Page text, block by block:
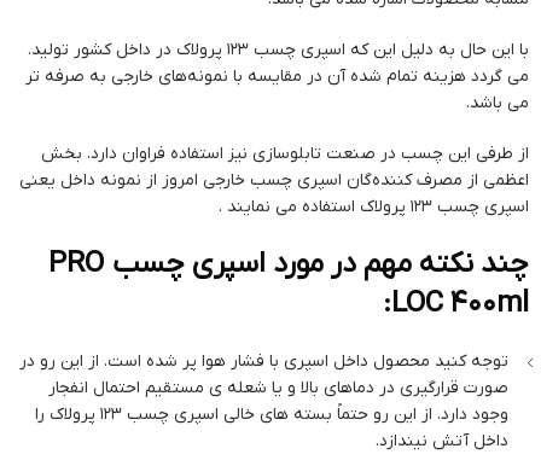
با این حال به دلیل این که اسپری چسب ۱۲۳ پرولاک در داخل کشور تولید.
می گردد هزینه تمام شده آن در مقایسه با نمونه‌های خارجی به صرفه تر
می باشد.
از طرفی این چسب در صنعت تابلوسازی نیز استفاده فراوان دارد. بخش
اعظمی از مصرف کننده‌گان اسپری چسب خارجی امروز از نمونه داخل یعنی
اسپری چسب ۱۲۳ پرولاک استفاده می نمایند .
چند نکته مهم در مورد اسپری چسب PRO
LOC 400ml:
توجه کنید محصول داخل اسپری با فشار هوا پر شده است. از این رو در
صورت قرارگیری در دماهای بالا و یا شعله ی مستقیم احتمال انفجار
وجود دارد. از این رو حتماً بسته های خالی اسپری چسب ۱۲۳ پرولاک را
داخل آتش نیندازد.